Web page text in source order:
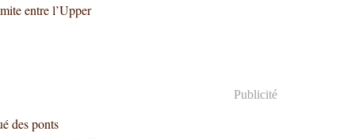
entre l’Upper
des ponts
Publicité